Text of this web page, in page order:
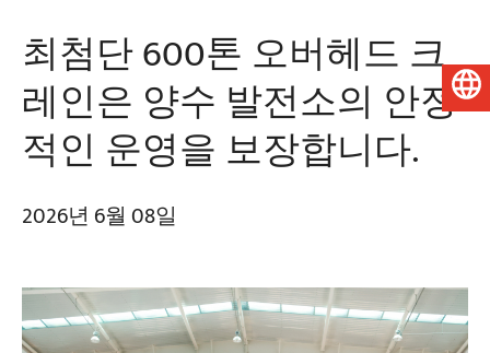
최첨단 600톤 오버헤드 크
레인은 양수 발전소의 안정
적인 운영을 보장합니다.
2026년 6월 08일
한국어